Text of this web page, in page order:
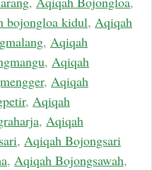
bojongloa kidul, Aqiqah
, Aqiqah
, Aqiqah
, Aqiqah
, Aqiqah
, Aqiqah
, Aqiqah Bojongsari
, Aqiqah Bojongsawah,